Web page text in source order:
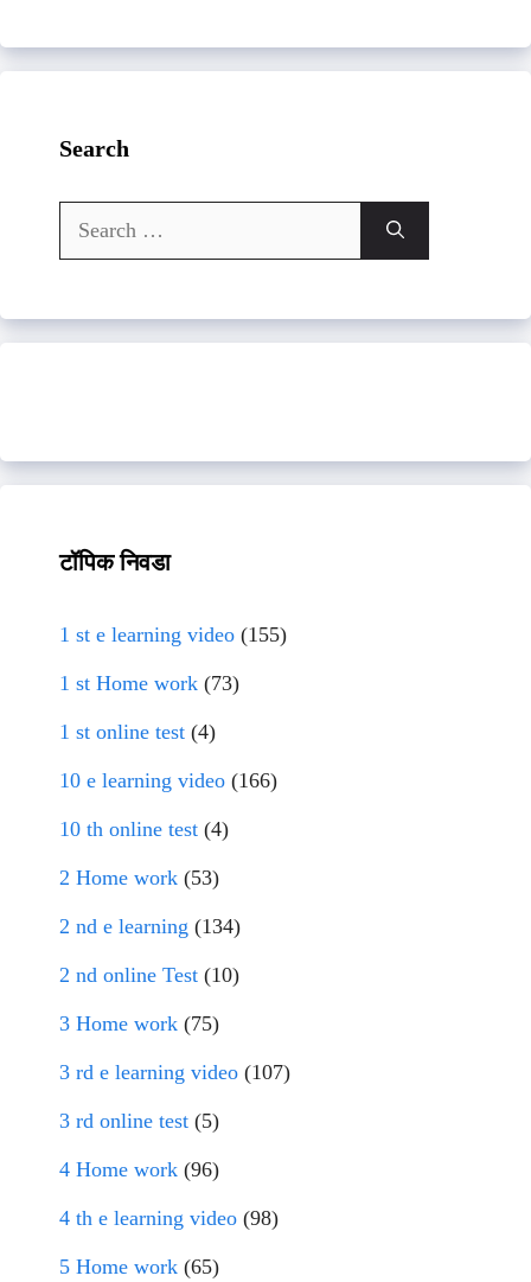
Search
Search
for:
टॉपिक निवडा
1 st e learning video (155)
1 st Home work (73)
1 st online test (4)
10 e learning video (166)
10 th online test (4)
2 Home work (53)
2 nd e learning (134)
2 nd online Test (10)
3 Home work (75)
3 rd e learning video (107)
3 rd online test (5)
4 Home work (96)
4 th e learning video (98)
5 Home work (65)